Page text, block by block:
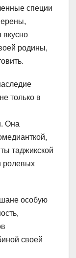
специи
вкусно
родины,
только в
Она
таджикской
ролевых
особую
своей